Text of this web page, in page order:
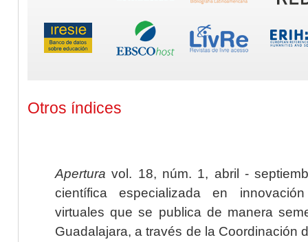
Otros índices
Apertura vol. 18, núm. 1, abril -
científica especializada en
virtuales que se publica de manera
Guadalajara, a través de la Coordinación